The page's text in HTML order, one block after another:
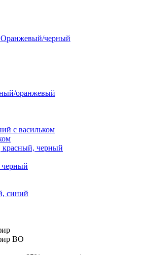
черный
оранжевый
с васильком
красный, черный
черный
синий
ВО